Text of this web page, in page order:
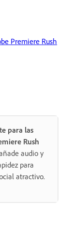
Premiere Rush
para las
Rush
audio y
para
atractivo.